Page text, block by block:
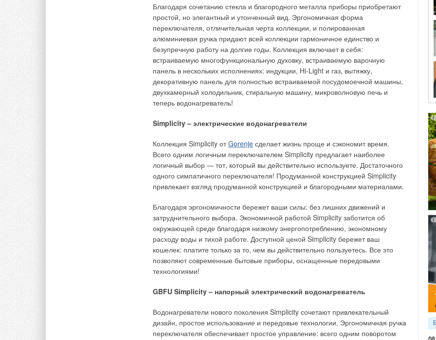
Благодаря сочетанию стекла и благородного металла приборы приобретают
простой, но элегантный и утонченный вид. Эргономичная форма
переключателя, отличительная черта коллекции, и полированная
алюминиевая ручка придают всей коллекции гармоничное единство и
безупречную работу на долгие годы. Коллекция включает в себя:
встраиваемую многофункциональную духовку, встраиваемую варочную
панель в нескольких исполнениях: индукции, Hi-Light и газ, вытяжку,
декоративную панель для полностью встраиваемой посудомоечной машины,
двухкамерный холодильник, стиральную машину, микроволновую печь и
теперь водонагреватель!
Simplicity – электрические водонагреватели
Коллекция Simplicity отGorenje сделает жизнь проще и сэкономит время.
Всего одним логичным переключателем Simplicity предлагает наиболее
логичный выбор — тот, который вы действительно используете. Достаточного
одного симпатичного переключателя! Продуманной конструкцией Simplicity
привлекает взгляд продуманной конструкцией и благородными материалами.
Благодаря эргономичности бережет ваши силы: без лишних движений и
затруднительного выбора. Экономичной работой Simplicity заботится об
окружающей среде благодаря низкому энергопотреблению, экономному
расходу воды и тихой работе. Доступной ценой Simplicity бережет ваш
кошелек: платите только за то, чем вы действительно пользуетесь. Все это
позволяют современные бытовые приборы, оснащенные передовыми
технологиями!
GBFU Simplicity – напорный электрический водонагреватель
Водонагреватели нового поколения Simplicity сочетают привлекательный
дизайн, простое использование и передовые технологии. Эргономичная ручка
переключателя обеспечивает простое управление: всего одним поворотом
аксессуаров и особое сервисное обслуживание.
Ассортимент оборудования, предлагаемый потребителю компанией Bosch,
отличается широкой палитрой решений как для использования в
коммерческой сфере деятельности, так и для бытового использования.
Новинкой 2012 г. станет водонагреватель Therm 2000 O для бытового
использования. Therm 2000 O оснащен системой электронного розжига (искра
вырабатывается батарейкой) и производится в Португалии, водонагреватель
снабжен теплообменником, изготовленным из высококачественной меди и
атмосферной горелкой из нержавеющей стали для природного или
регулировка мощности осуществляется вручную. Гидравлические и газовые
блоки исполнены таким образом, что водонагреватель Therm 2000 O
обеспечит востребованность на российском рынке водонагревательной
техники. Являясь профессионалом в области приготовления горячей воды в
проточном режиме, компания «Бош Термотехника» презентовала группу
6000S и Therm 8000S, пригодных для таких сфер применения как спортивные
и оздоровительные центры, сауны, бары и рестораны, отели и гостиницы для
автотуристов, складские помещения, автомобильные мойки, прачечные и т.п.
Каскадная система, состоящая из водонагревателей Therm 8000S способна
обеспечить подачу неограниченного объема горячей воды со скоростью до
324 л/мин. при Δt = 25 °C, тем самым обеспечивая высокую эффективность
сверхэкономичной горелкой. Высокая эффективность водонагревателей
конденсационного режима.
Температура воды в водопроводе редко превышает 10–15 °C, а